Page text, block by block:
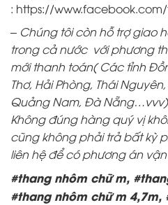
: https://
– Chúng tôi còn hỗ trợ giao
trong cả nước với phương
mới thanh toán( Các tỉnh
Thơ, Hải Phòng, Thái
Quảng Nam, Đà
Không đúng hàng quý vị
cũng không phải trả bất kỳ
liên hệ để có phương án
#thang nhôm chữ m,
#thang nhôm chữ m 4,7m,